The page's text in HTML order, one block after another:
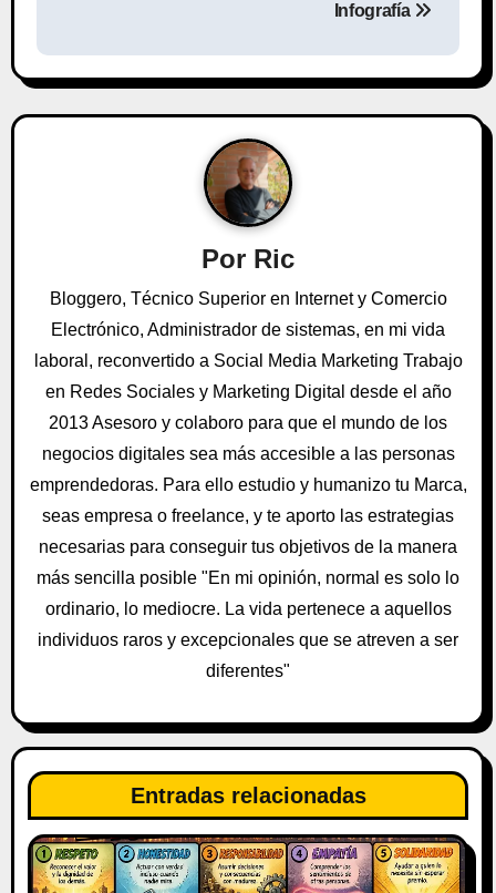
g
a
n
d
e
e
n
t
r
a
d
s
Infografía
Por Ric
Bloggero, Técnico Superior en Internet y Comercio
Electrónico, Administrador de sistemas, en mi vida
laboral, reconvertido a Social Media Marketing Trabajo
en Redes Sociales y Marketing Digital desde el año
2013 Asesoro y colaboro para que el mundo de los
negocios digitales sea más accesible a las personas
emprendedoras. Para ello estudio y humanizo tu Marca,
seas empresa o freelance, y te aporto las estrategias
necesarias para conseguir tus objetivos de la manera
más sencilla posible "En mi opinión, normal es solo lo
ordinario, lo mediocre. La vida pertenece a aquellos
individuos raros y excepcionales que se atreven a ser
diferentes"
Entradas relacionadas